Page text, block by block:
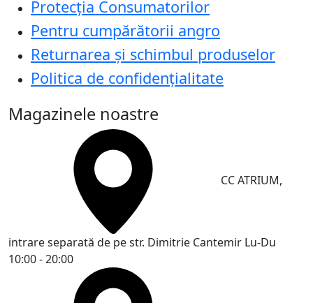
Protecţia Consumatorilor
Pentru cumpărătorii angro
Returnarea și schimbul produselor
Politica de confidențialitate
Magazinele noastre
CC ATRIUM,
intrare separată de pe str. Dimitrie Cantemir Lu-Du
10:00 - 20:00